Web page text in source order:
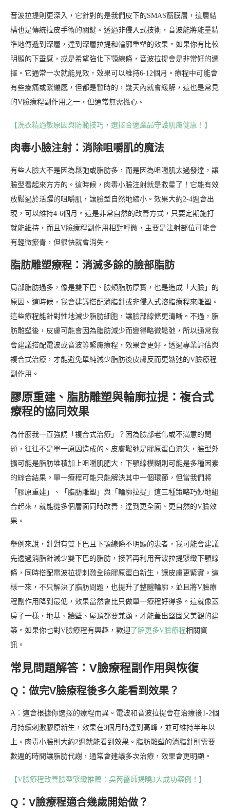
音波拉提則更深入，它針對的是我們皮下的SMAS筋膜層，這層結
構也是傳統拉皮手術的關鍵。透過非侵入式技術，音波能將能量精
準地傳遞到深層，達到深層拉提和輪廓重塑的效果。如果你有比較
明顯的下垂感，或是希望強化下顎線條，音波拉提會是非常好的選
擇。它通常一次就能見效，效果可以維持6-12個月。療程中可能會
有些痠痛或緊繃感，但都是暫時的，幾天內就會緩解，這也是常見
的V臉療程副作用之一，但通常無需擔心。
【洗衣精過敏原因與防範技巧，選擇合適產品守護肌膚健康！】
肉毒小臉注射：消除咀嚼肌的魔法
有些人臉大不是因為鬆弛或脂肪多，而是因為咀嚼肌太過發達，讓
臉型看起來方方的。這時候，肉毒小臉注射就是救星了！它能有效
放鬆過於活躍的咀嚼肌，讓臉型自然地縮小。效果大約2-4週會出
現，可以維持4-6個月。這是非常自然的改善方式，只要定期施打
就能維持，而且V臉療程副作用相對輕微，主要是注射部位可能會
有輕微瘀青，但很快就會消失。
脂肪雕塑療程：消滅多餘的臉部脂肪
局部脂肪過多，像是雙下巴、臉頰脂肪厚實，也是造成「大臉」的
原因。這時候，我會建議搭配消脂針或非侵入式溶脂療程來雕塑。
這些療程能針對性地減少脂肪細胞，讓臉部線條更清晰。不過，脂
肪雕塑後，皮膚可能會因為脂肪減少而變得略微鬆弛，所以通常我
會建議搭配電波或音波等緊膚療程，效果會更好。透過專業評估與
複合式治療，才能避免單純減少脂肪後皮膚反而更鬆弛的V臉療程
副作用。
膠原重建、脂肪雕塑與輪廓拉提：複合式
療程的協同效果
為什麼我一直強調「複合式治療」？因為臉部老化或不滿意的問
題，往往不是單一原因造成的。皮膚鬆弛是膠原蛋白流失，臉型外
擴可能是脂肪堆積加上咀嚼肌肥大，下顎線模糊則可能是多種因素
的綜合結果。單一療程可能只能解決其中一個環節，但當我們將
「膠原重建」、「脂肪雕塑」與「輪廓拉提」這三種策略巧妙地組
合起來，就能從多個層面同時改善，達到更全面、更自然的V臉效
果。
舉例來說，針對有雙下巴且下顎線條不明顯的患者，我可能會建議
先透過消脂針減少雙下巴的脂肪，接著再利用音波拉提緊緻下顎線
條，同時搭配電波拉提刺激全臉膠原蛋白新生，讓皮膚更緊實。這
樣一來，不只解決了脂肪問題，也提升了整體輪廓，並且將V臉療
程副作用降到最低，效果當然會比只做單一療程好得多。這就像蓋
房子一樣，地基、牆壁、屋頂都要兼顧，才能蓋出堅固又美觀的建
築。如果你也對V臉療程有興趣，歡迎 了解更多V臉療程相關資
訊。
常見問題解答：V臉療程副作用與恢復
Q：做完V臉療程後多久能看到效果？
A：這會根據你選擇的療程而異。電波和音波拉提會在治療後1-2個
月持續刺激膠原新生，效果在3個月時達到高峰，並可維持半年以
上。肉毒小臉則大約2週就能看到效果。脂肪雕塑的消脂針則需要
數週的時間讓脂肪代謝，通常會建議多次治療，效果會更明顯。
【V臉療程改善臉型緊緻推薦：吳芮醫師揭曉3大成功案例！】
Q：V臉療程適合幾歲開始做？